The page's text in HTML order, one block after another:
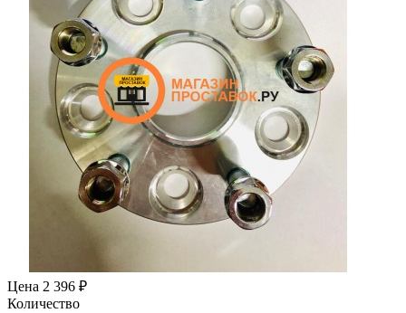
Цена 2 396 ₽
Количество